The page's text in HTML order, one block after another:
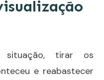
tirar os
e reabastecer